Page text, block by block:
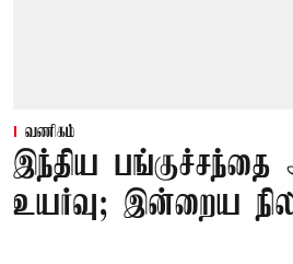
வணிகம்
இந்திய பங்குச்சந்தை
உயர்வு; இன்றைய